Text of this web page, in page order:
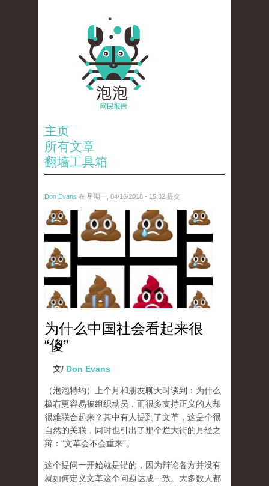
主页
所有文章
翻墙工具箱
Don Evans 在 星期一, 04/16/2018 - 15:32 提交
wechatimg1053.jpeg
为什么中国社会看起来很
“傻”
文/ Don Evans
（泡泡特约）
上个月和朋友聊天时谈到：为什么
极右更容易被组织动员，而很多支持正义的人却
很难联合起来？其中有人提到了文革，这是个很
自然的关联，同时也引出了那个烂大街的月经之
辩：“文革会不会重来”。
这个提问一开始就是错的，因为辩论各方并没有
就如何定义文革这个问题达成一致。大多数人都